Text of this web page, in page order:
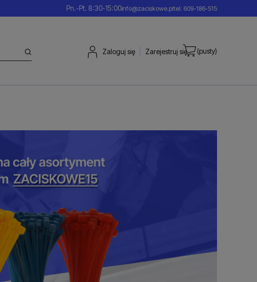
Pn.-Pt. 8:30-15:00info@zaciskowe.pltel: 609-186-515
Zarejestruj się
Zaloguj się (pusty)